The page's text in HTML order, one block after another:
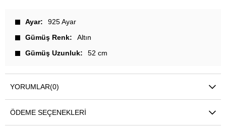
Ayar
925 Ayar
Gümüş Renk
Altın
Gümüş Uzunluk
52 cm
YORUMLAR(0)
ÖDEME SEÇENEKLERI